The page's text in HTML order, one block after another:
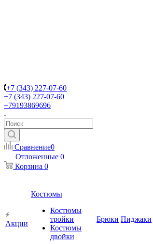
+7 (343) 227-07-60
+7 (343) 227-07-60
+79193869696
Сравнение0
Отложенные 0
Корзина 0
Акции
Костюмы
Костюмы
тройки
Костюмы
двойки
Брюки Пиджаки